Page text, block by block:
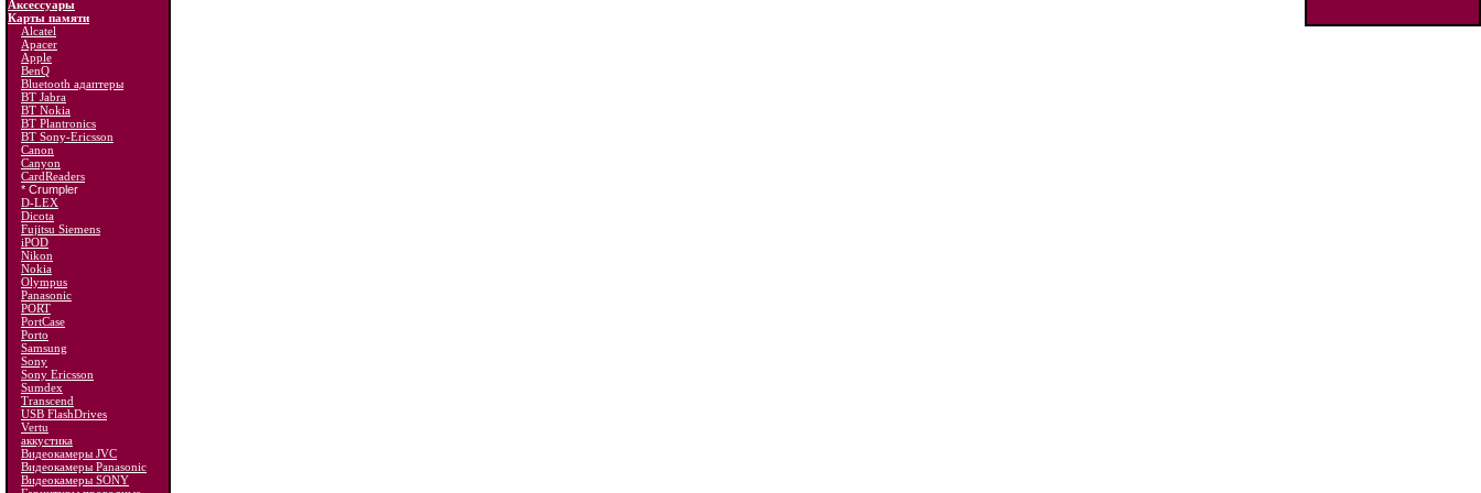
Аксессуары
Карты памяти
Alcatel
Apacer
Apple
BenQ
Bluetooth адаптеры
BT Jabra
BT Nokia
BT Plantronics
BT Sony-Ericsson
Canon
Canyon
CardReaders
* Crumpler
D-LEX
Dicota
Fujitsu Siemens
iPOD
Nikon
Nokia
Olympus
Panasonic
PORT
PortCase
Porto
Samsung
Sony
Sony Ericsson
Sumdex
Transcend
USB FlashDrives
Vertu
аккустика
Видеокамеры JVC
Видеокамеры Panasonic
Видеокамеры SONY